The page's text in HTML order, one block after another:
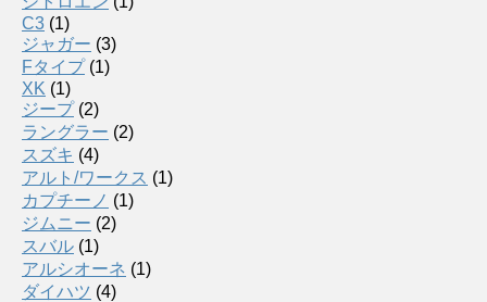
C3 (1)
ジャガー (3)
Fタイプ(1)
XK (1)
ジープ(2)
ラングラー (2)
スズキ (4)
アルト/ワークス (1)
カプチーノ (1)
ジムニー (2)
スバル (1)
アルシオーネ (1)
ダイハツ (4)